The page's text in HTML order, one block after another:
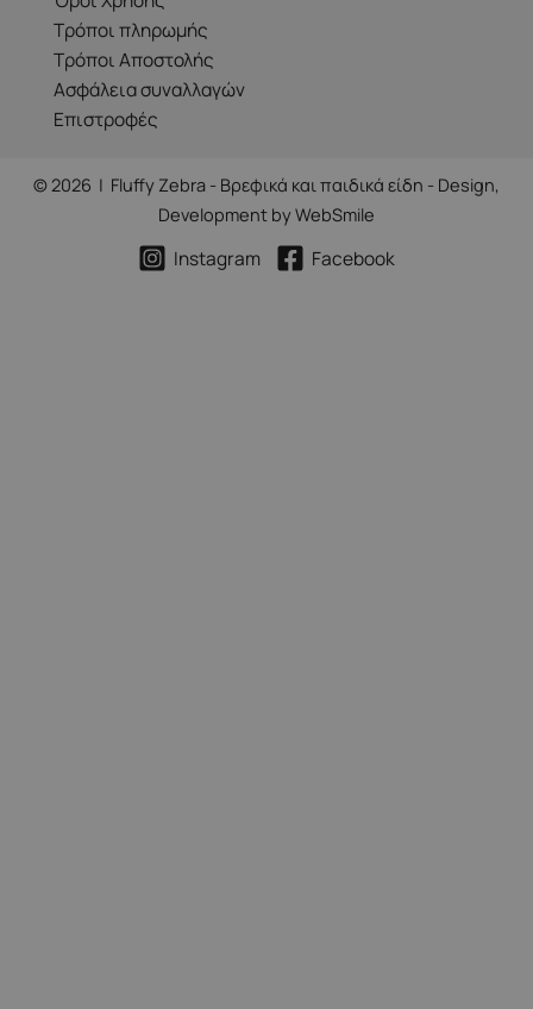
Τρόποι πληρωμής
Τρόποι Αποστολής
Ασφάλεια συναλλαγών
Επιστροφές
© 2026 | Fluffy Zebra - Βρεφικά και παιδικά είδη - Design,
Development byWebSmile
Instagram Facebook